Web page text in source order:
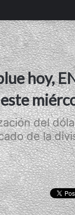
hoy,
del
de la